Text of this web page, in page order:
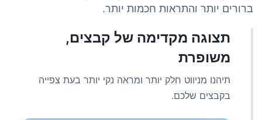
ברורים יותר והתראות חכמות יותר.
תצוגה מקדימה של קבצים,
משופרת
תיהנו מניווט חלק יותר ומראה נקי יותר בעת צפייה
בקבצים שלכם.